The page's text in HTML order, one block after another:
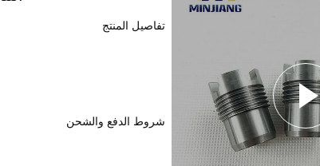
تفاصيل المنتج
شروط الدفع والشحن